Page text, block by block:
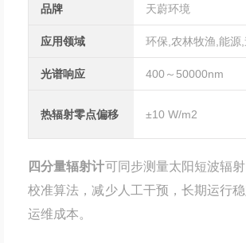
品牌 天蔚环境
应用领域 环保,农林牧渔,能源
光谱响应 400～50000nm
热辐射零点偏移 ±10 W/m2
四分量辐射计可同步测量太阳短波辐
校准算法，减少人工干预，长期运行
运维成本。